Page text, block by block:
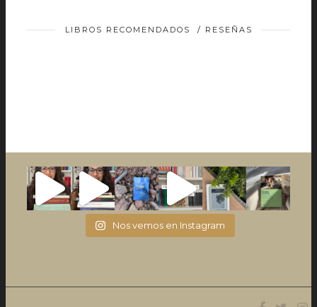
LIBROS RECOMENDADOS / RESEÑAS
Nos vemos en Instagram